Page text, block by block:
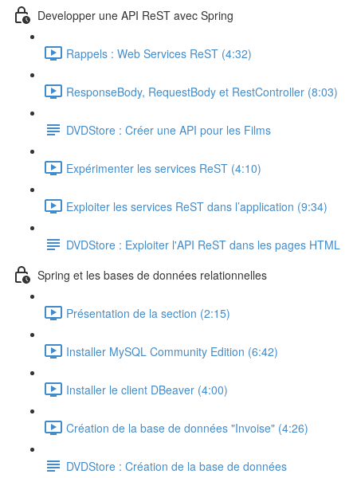
Developper une API ReST avec Spring
Rappels : Web Services ReST (4:32)
ResponseBody, RequestBody et RestController (8:03)
DVDStore : Créer une API pour les Films
Expérimenter les services ReST (4:10)
Exploiter les services ReST dans l’application (9:34)
DVDStore : Exploiter l'API ReST dans les pages HTML
Spring et les bases de données relationnelles
Présentation de la section (2:15)
Installer MySQL Community Edition (6:42)
Installer le client DBeaver (4:00)
Création de la base de données "Invoise" (4:26)
DVDStore : Création de la base de données